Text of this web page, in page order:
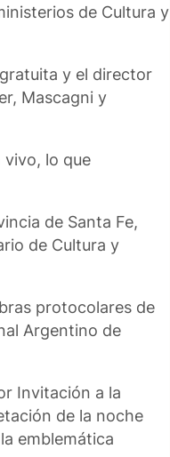
de Cultura y
y el director
Mascagni y
vivo, lo que
de Santa Fe,
de Cultura y
protocolares de
Argentino de
Invitación a la
de la noche
emblemática